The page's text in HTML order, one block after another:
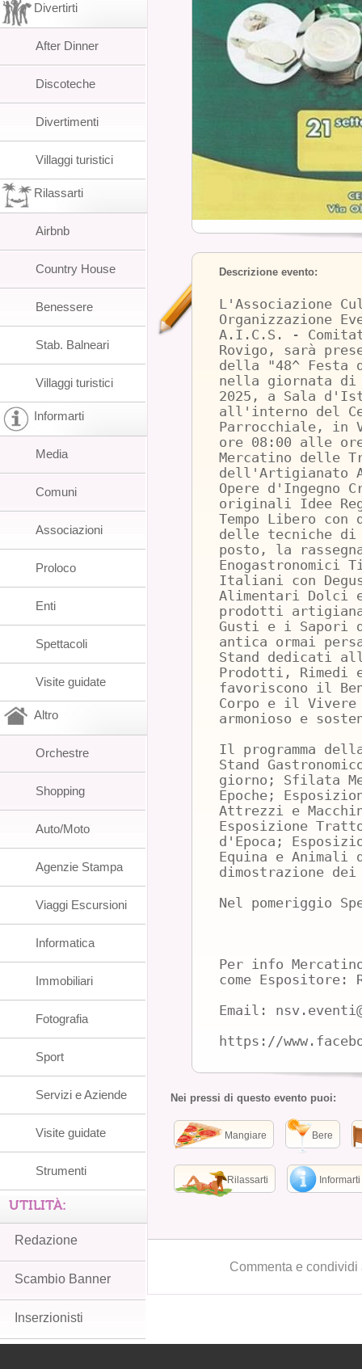
Descrizione evento:
L'Associazione
Organizzazione
A.I.C.S. -
Rovigo, sarà
della "48^ Festa
nella giornata di
2025, a Sala
all'interno del
Parrocchiale, in
ore 08:00 alle
Mercatino delle
dell'Artigianato
Opere d'Ingegno
originali Idee
Tempo Libero
delle tecniche di
posto, la
Enogastronomici
Italiani con
Alimentari Dolci
prodotti
Gusti e i Sapori
antica ormai
Stand dedicati
Prodotti, Rimedi
favoriscono il
Corpo e il Vivere
armonioso e
Il programma
Stand
giorno; Sfilata
Epoche;
Attrezzi e
Esposizione
d'Epoca;
Equina e Animali
dimostrazione
Nel pomeriggio
Per info
come Espositore:
Email:
https://
Nei pressi di questo evento puoi:
Mangiare Bere
Rilassarti Informarti
Commenta e
Divertirti
After Dinner
Discoteche
Divertimenti
Villaggi turistici
Rilassarti
Airbnb
Country House
Benessere
Stab. Balneari
Villaggi turistici
Informarti
Media
Comuni
Associazioni
Proloco
Enti
Spettacoli
Visite guidate
Altro
Orchestre
Shopping
Auto/Moto
Agenzie Stampa
Viaggi Escursioni
Informatica
Immobiliari
Fotografia
Sport
Servizi e Aziende
Visite guidate
Strumenti
UTILITÀ:
Redazione
Scambio Banner
Inserzionisti